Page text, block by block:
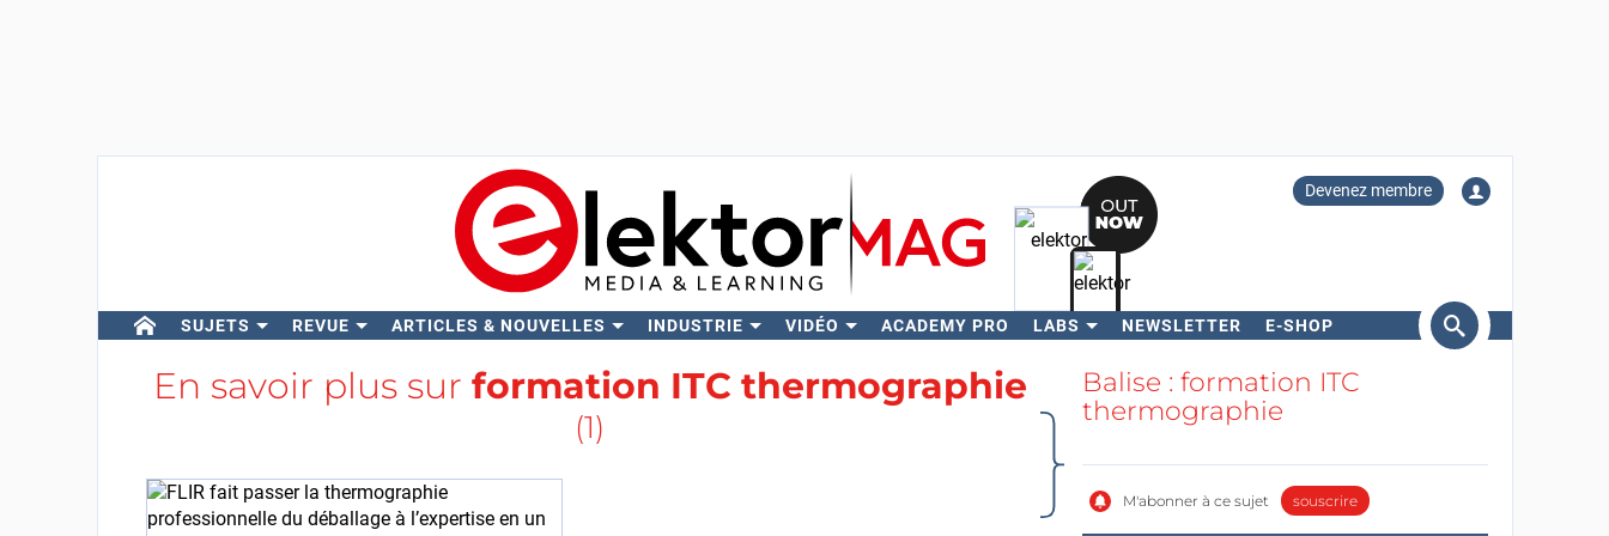
Devenez membre
SUJETS REVUE ARTICLES & NOUVELLES INDUSTRIE VIDÉO ACADEMY PRO LABS NEWSLETTER E-SHOP
Rechercher
En savoir plus sur formation ITC thermographie
(1)
Balise : formation ITC
thermographie
M'abonner à ce sujet souscrire